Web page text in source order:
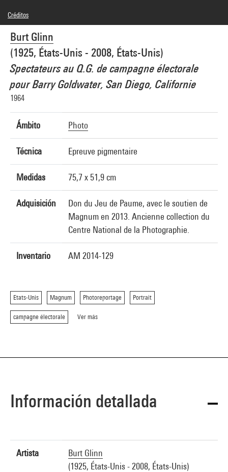
Burt Glinn
(1925, États-Unis - 2008, États-Unis)
Spectateurs au Q.G. de campagne électorale
pour Barry Goldwater, San Diego, Californie
1964
Ámbito Photo
Técnica Epreuve pigmentaire
Medidas 75,7 x 51,9 cm
Adquisición
Don du Jeu de Paume, avec le soutien de
Magnum en 2013. Ancienne collection du
Centre National de la Photographie.
Inventario AM 2014-129
Etats-Unis Magnum Photoreportage Portrait
campagne électorale Ver más
Créditos
© Burt Glinn / Magnum Photos
Créditos fotográficos : Centre Pompidou, MNAM-CCI/Bertrand Prévost/Dist.
GrandPalaisRmn
Referencia de la imagen : 4N57670
Información detallada
Artista
Burt Glinn
(1925, États-Unis - 2008, États-Unis)